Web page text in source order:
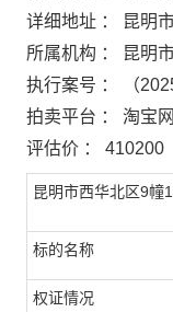
详细地址 ： 昆明
所属机构 ： 昆明
执行案号 ： （
拍卖平台 ： 淘宝网
评估价 ： 410200
昆明市西华北区9幢
标的名称
权证情况